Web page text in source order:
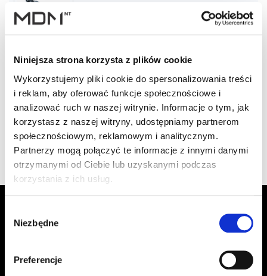
Niniejsza strona korzysta z plików cookie
Wykorzystujemy pliki cookie do spersonalizowania treści
i reklam, aby oferować funkcje społecznościowe i
analizować ruch w naszej witrynie. Informacje o tym, jak
korzystasz z naszej witryny, udostępniamy partnerom
społecznościowym, reklamowym i analitycznym.
Partnerzy mogą połączyć te informacje z innymi danymi
otrzymanymi od Ciebie lub uzyskanymi podczas
korzystania z ich usług.
zgody
Niezbędne
Preferencje
Klamra do gąs.
1.470/51 Koramic 11
czarna
szt –
Wyświetlono 1–4 z 4 wyników
otrzymywać informacje o aktualnych
Adres email
Zapisz się